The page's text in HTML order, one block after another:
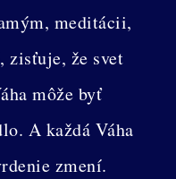
meditácii,
zisťuje, že svet
môže byť
A každá Váha
zmení.